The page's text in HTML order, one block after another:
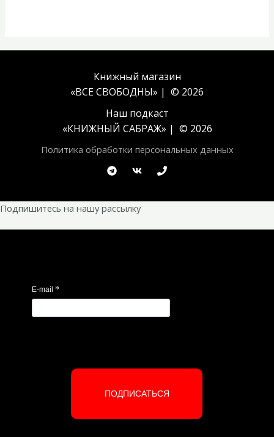
Книжный магазин
«ВСЕ СВОБОДНЫ» | © 2026
Наш подкаст
«КНИЖНЫЙ САБРАЖ» | © 2026
Политика обработки персональных данных
Подпишитесь на нашу рассылку
E-mail *
ПОДПИСАТЬСЯ